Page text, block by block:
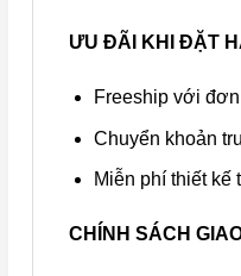
ƯU ĐÃI KHI ĐẶT
Freeship với
Chuyển khoản
Miễn phí thiết kế
CHÍNH SÁCH